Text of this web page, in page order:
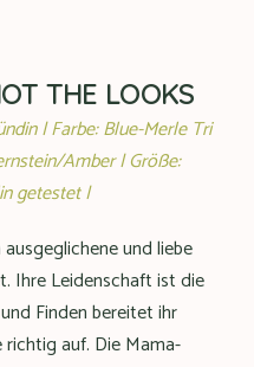
THE LOOKS
| Farbe: Blue-Merle Tri
Amber | Größe:
getestet |
und liebe
Ihre Leidenschaft ist die
Finden bereitet ihr
richtig auf. Die Mama-